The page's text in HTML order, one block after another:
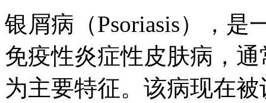
银屑病（Psoriasis），
免疫性炎症性皮肤病，
为主要特征。该病现在